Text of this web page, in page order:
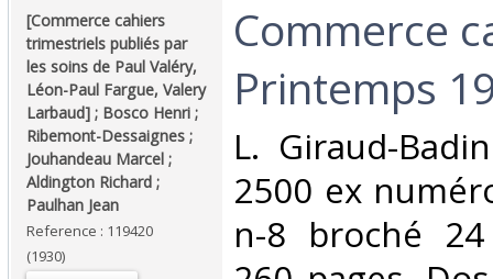
‎[Commerce cahiers
trimestriels publiés par
les soins de Paul Valéry,
Léon-Paul Fargue, Valery
Larbaud] ; Bosco Henri ;
Ribemont-Dessaignes ;
Jouhandeau Marcel ;
Aldington Richard ;
Paulhan Jean‎
Reference : 119420
(1930)
‎Commerce
Printemps
‎L. Giraud-
2500 ex
n-8 broché